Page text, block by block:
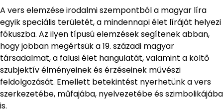
A vers elemzése irodalmi szempontból a magyar líra
egyik speciális területét, a mindennapi élet líráját helyezi
fókuszba. Az ilyen típusú elemzések segítenek abban,
hogy jobban megértsük a 19. századi magyar
társadalmat, a falusi élet hangulatát, valamint a költő
szubjektív élményeinek és érzéseinek művészi
feldolgozását. Emellett betekintést nyerhetünk a vers
szerkezetébe, műfajába, nyelvezetébe és szimbolikájába
is.